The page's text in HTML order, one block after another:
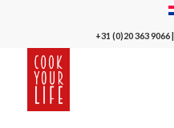
+31 (0)20 363 9066|